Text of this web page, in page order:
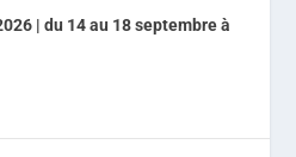
| du 14 au 18 septembre à